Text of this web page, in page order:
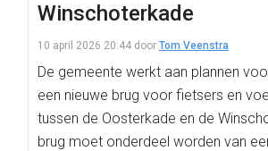
Winschoterkade
10 april 2026 20:44 door Tom Veenstra
De gemeente werkt aan plannen
een nieuwe brug voor fietsers en
tussen de Oosterkade en de
brug moet onderdeel worden van